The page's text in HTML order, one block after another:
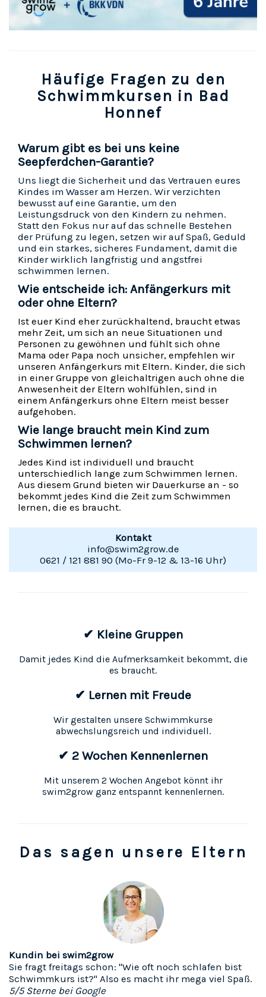
Häufige Fragen zu den
Schwimmkursen in Bad
Honnef
Warum gibt es bei uns keine
Seepferdchen-Garantie?
Uns liegt die Sicherheit und das Vertrauen eures
Kindes im Wasser am Herzen. Wir verzichten
bewusst auf eine Garantie, um den
Leistungsdruck von den Kindern zu nehmen.
Statt den Fokus nur auf das schnelle Bestehen
der Prüfung zu legen, setzen wir auf Spaß, Geduld
und ein starkes, sicheres Fundament, damit die
Kinder wirklich langfristig und angstfrei
schwimmen lernen.
Wie entscheide ich: Anfängerkurs mit
oder ohne Eltern?
Ist euer Kind eher zurückhaltend, braucht etwas
mehr Zeit, um sich an neue Situationen und
Personen zu gewöhnen und fühlt sich ohne
Mama oder Papa noch unsicher, empfehlen wir
unseren Anfängerkurs mit Eltern. Kinder, die sich
in einer Gruppe von gleichaltrigen auch ohne die
Anwesenheit der Eltern wohlfühlen, sind in
einem Anfängerkurs ohne Eltern meist besser
aufgehoben.
Wie lange braucht mein Kind zum
Schwimmen lernen?
Jedes Kind ist individuell und braucht
unterschiedlich lange zum Schwimmen lernen.
Aus diesem Grund bieten wir Dauerkurse an - so
bekommt jedes Kind die Zeit zum Schwimmen
lernen, die es braucht.
Kontakt
info@swim2grow.de
0621 / 121 881 90 (Mo-Fr 9-12 & 13-16 Uhr)
✔ Kleine Gruppen
Damit jedes Kind die Aufmerksamkeit bekommt, die
es braucht.
✔ Lernen mit Freude
Wir gestalten unsere Schwimmkurse
abwechslungsreich und individuell.
✔ 2 Wochen Kennenlernen
Mit unserem 2 Wochen Angebot könnt ihr
swim2grow ganz entspannt kennenlernen.
Das sagen unsere Eltern
Kundin bei swim2grow
Sie fragt freitags schon: "Wie oft noch schlafen bist
Schwimmkurs ist?" Also es macht ihr mega viel Spaß.
5/5 Sterne bei Google